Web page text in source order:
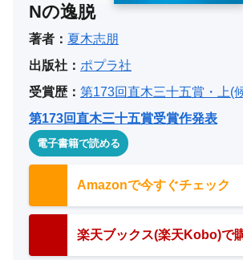
Nの逸脱
著者： 夏木志朋
出版社： ポプラ社
受賞歴： 第173回直木三十五賞・上(
第173回直木三十五賞受賞作発表
電子書籍で読める
Amazonで今すぐチェック
楽天ブックス(楽天Kobo)で